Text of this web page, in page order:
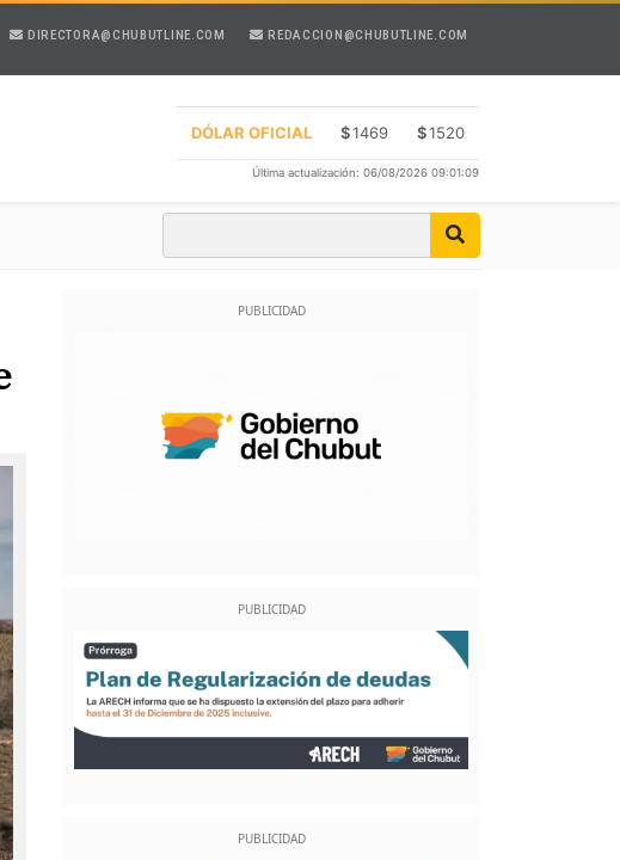
DIRECTORA@CHUBUTLINE.COM REDACCION@CHUBUTLINE.COM
DÓLAR OFICIAL $1469 $1520
Última actualización: 06/08/2026 09:01:09